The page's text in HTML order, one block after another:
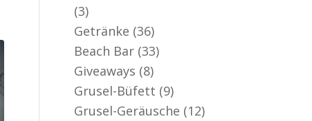
(3)
Getränke (36)
Beach Bar (33)
Giveaways (8)
Grusel-Büfett (9)
Grusel-Geräusche (12)